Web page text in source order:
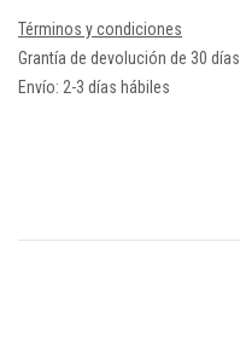
Términos y condiciones
Grantía de devolución de 30 días
Envío: 2-3 días hábiles